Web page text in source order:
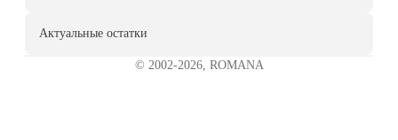
Актуальные остатки
© 2002-2026, ROMANA